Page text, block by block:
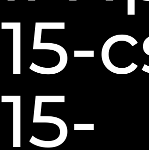
15-
15-